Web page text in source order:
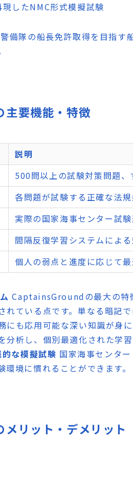
したNMC形式模擬試験
備隊の船長免許取得を目指す
要機能・特徴
説明
500問以上の試験対策問題、
各問題が試験する正確な法
実際の国家海事センター試
間隔反復学習システムによ
個人の弱点と進度に応じて
CaptainsGroundの最大の特
れている点です。単なる暗記
にも応用可能な深い知識が身に
分析し、個別最適化された学
な模擬試験 国家海事センタ
境に慣れることができます。
リット・デメリット